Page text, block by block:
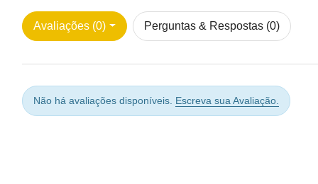
Avaliações (0) Perguntas & Respostas (0)
Não há avaliações disponíveis. Escreva sua Avaliação.